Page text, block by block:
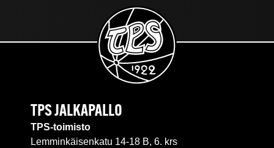
TPS JALKAPALLO
TPS-toimisto
Lemminkäisenkatu 14-18 B, 6. krs